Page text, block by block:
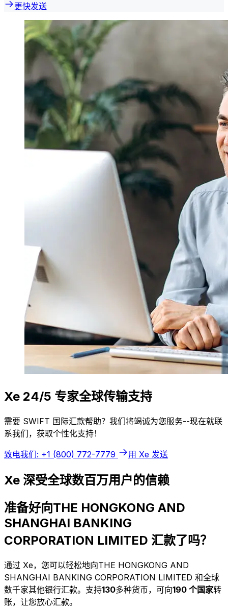
更快发送
Xe 24/5 专家全球传输支持
需要 SWIFT 国际汇款帮助？我们将竭诚为您服务--现在就联
系我们，获取个性化支持！
致电我们: +1 (800) 772-7779 用 Xe 发送
Xe 深受全球数百万用户的信赖
准备好向THE HONGKONG AND
SHANGHAI BANKING
CORPORATION LIMITED 汇款了吗？
通过 Xe，您可以轻松地向THE HONGKONG AND
SHANGHAI BANKING CORPORATION LIMITED 和全球
数千家其他银行汇款。支持130多种货币，可向190 个国家转
账，让您放心汇款。